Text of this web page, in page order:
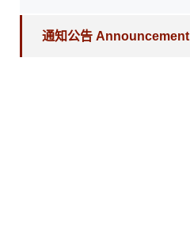
通知公告 Announcement